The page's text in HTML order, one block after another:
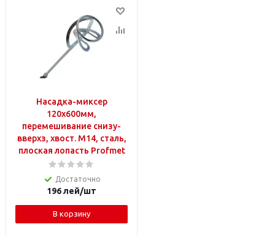
Насадка-миксер
120x600мм,
перемешивание снизу-
вверхз, хвост. M14, сталь,
плоская лопасть Profmet
Достаточно
196лей/шт
В корзину